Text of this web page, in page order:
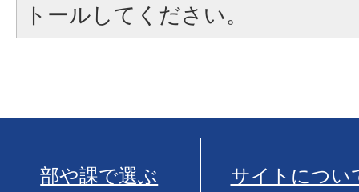
トールしてください。
部や課で選ぶ サイトについ